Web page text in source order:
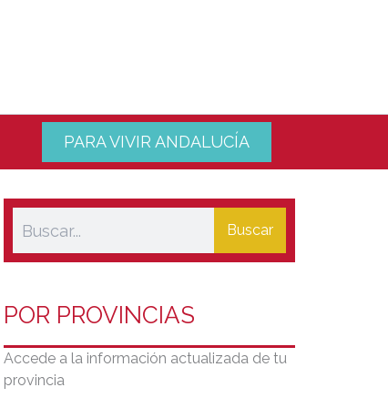
PARA VIVIR ANDALUCÍA
Buscar
POR PROVINCIAS
Accede a la información actualizada de tu
provincia